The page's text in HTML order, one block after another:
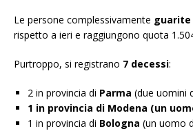
Le persone complessivamente guarite
rispetto a ieri e raggiungono quota
Purtroppo, si registrano 7 decessi:
2 in provincia di Parma (due uomini
1 in provincia di Modena (un
1 in provincia di Bologna (un uomo